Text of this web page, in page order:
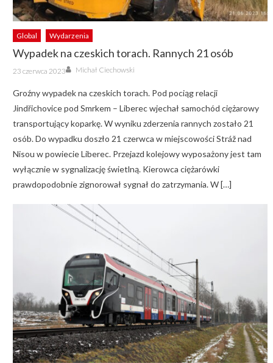
Global Wydarzenia
Wypadek na czeskich torach. Rannych 21 osób
Posted
on
23 czerwca 2023 Author
Michał Ciechowski
Groźny wypadek na czeskich torach. Pod pociąg relacji
Jindřichovice pod Smrkem – Liberec wjechał samochód ciężarowy
transportujący koparkę. W wyniku zderzenia rannych zostało 21
osób. Do wypadku doszło 21 czerwca w miejscowości Stráž nad
Nisou w powiecie Liberec. Przejazd kolejowy wyposażony jest tam
wyłącznie w sygnalizację świetlną. Kierowca ciężarówki
prawdopodobnie zignorował sygnał do zatrzymania. W […]